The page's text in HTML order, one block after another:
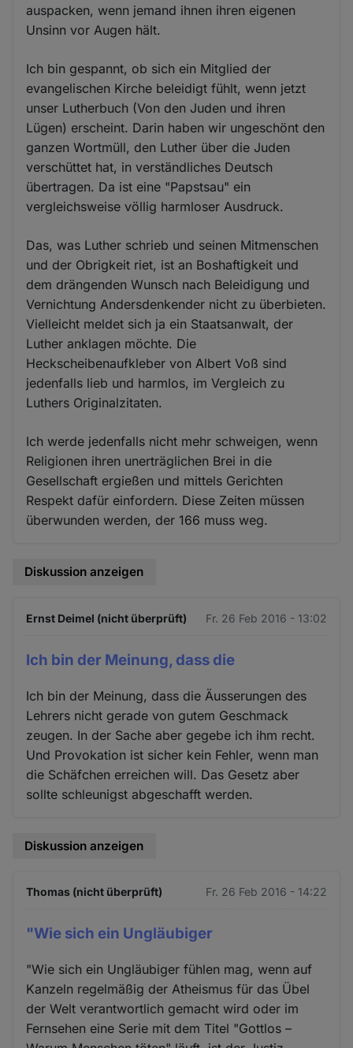
auspacken, wenn jemand ihnen ihren eigenen
Unsinn vor Augen hält.
Ich bin gespannt, ob sich ein Mitglied der
evangelischen Kirche beleidigt fühlt, wenn jetzt
unser Lutherbuch (Von den Juden und ihren
Lügen) erscheint. Darin haben wir ungeschönt den
ganzen Wortmüll, den Luther über die Juden
verschüttet hat, in verständliches Deutsch
übertragen. Da ist eine "Papstsau" ein
vergleichsweise völlig harmloser Ausdruck.
Das, was Luther schrieb und seinen Mitmenschen
und der Obrigkeit riet, ist an Boshaftigkeit und
dem drängenden Wunsch nach Beleidigung und
Vernichtung Andersdenkender nicht zu überbieten.
Vielleicht meldet sich ja ein Staatsanwalt, der
Luther anklagen möchte. Die
Heckscheibenaufkleber von Albert Voß sind
jedenfalls lieb und harmlos, im Vergleich zu
Luthers Originalzitaten.
Ich werde jedenfalls nicht mehr schweigen, wenn
Religionen ihren unerträglichen Brei in die
Gesellschaft ergießen und mittels Gerichten
Respekt dafür einfordern. Diese Zeiten müssen
überwunden werden, der 166 muss weg.
Diskussion anzeigen
Ernst Deimel (nicht überprüft) Fr. 26 Feb 2016 - 13:02
Ich bin der Meinung, dass die
Ich bin der Meinung, dass die Äusserungen des
Lehrers nicht gerade von gutem Geschmack
zeugen. In der Sache aber gegebe ich ihm recht.
Und Provokation ist sicher kein Fehler, wenn man
die Schäfchen erreichen will. Das Gesetz aber
sollte schleunigst abgeschafft werden.
Diskussion anzeigen
Thomas (nicht überprüft) Fr. 26 Feb 2016 - 14:22
"Wie sich ein Ungläubiger
"Wie sich ein Ungläubiger fühlen mag, wenn auf
Kanzeln regelmäßig der Atheismus für das Übel
der Welt verantwortlich gemacht wird oder im
Fernsehen eine Serie mit dem Titel "Gottlos –